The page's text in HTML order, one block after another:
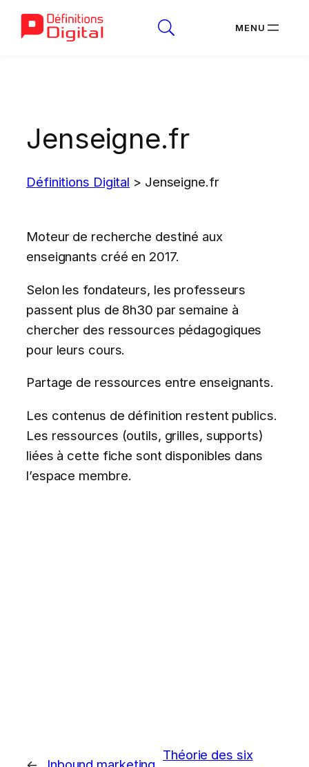
Jenseigne.fr
Définitions Digital > Jenseigne.fr
Moteur de recherche destiné aux
enseignants créé en 2017.
Selon les fondateurs, les professeurs
passent plus de 8h30 par semaine à
chercher des ressources pédagogiques
pour leurs cours.
Partage de ressources entre enseignants.
Les contenus de définition restent publics.
Les ressources (outils, grilles, supports)
liées à cette fiche sont disponibles dans
l’espace membre.
Théorie des six